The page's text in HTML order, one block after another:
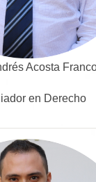
Acosta
en Derecho